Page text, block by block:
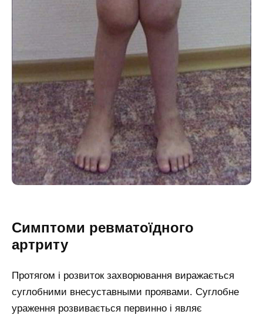
Симптоми ревматоїдного
артриту
Протягом і розвиток захворювання виражається
суглобними внесуставными проявами. Суглобне
ураження розвивається первинно і являє